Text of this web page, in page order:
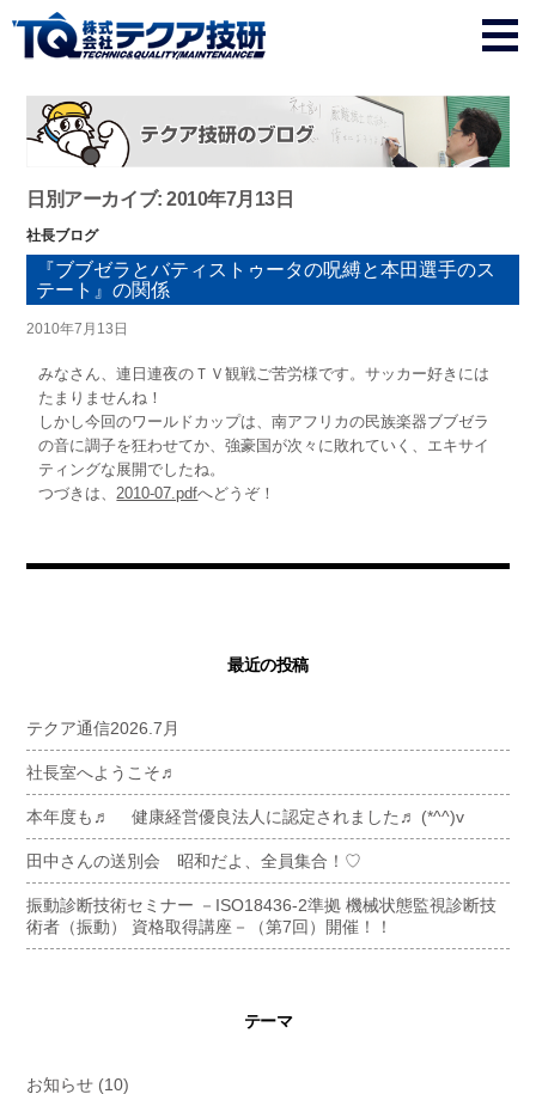
日別アーカイブ: 2010年7月13日
社長ブログ
『ブブゼラとバティストゥータの呪縛と本田選手のス
テート』の関係
2010年7月13日
みなさん、連日連夜のＴＶ観戦ご苦労様です。サッカー好きには
たまりませんね！
しかし今回のワールドカップは、南アフリカの民族楽器ブブゼラ
の音に調子を狂わせてか、強豪国が次々に敗れていく、エキサイ
ティングな展開でしたね。
つづきは、 2010-07.pdfへどうぞ！
最近の投稿
テクア通信2026.7月
社長室へようこそ♬
本年度も♬ 健康経営優良法人に認定されました♬ (*^^)v
田中さんの送別会 昭和だよ、全員集合！♡
振動診断技術セミナー －ISO18436-2準拠 機械状態監視診断技
術者（振動） 資格取得講座－（第7回）開催！！
テーマ
お知らせ (10)